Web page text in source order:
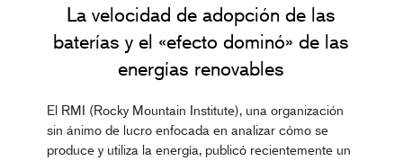
La velocidad de adopción de las
baterías y el «efecto dominó» de las
energías renovables
El RMI (Rocky Mountain Institute), una organización
sin ánimo de lucro enfocada en analizar cómo se
produce y utiliza la energía, publicó recientemente un